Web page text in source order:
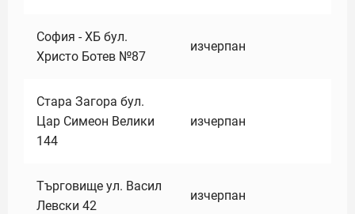
София - ХБ бул.
Христо Ботев №87
изчерпан
Стара Загора бул.
Цар Симеон Велики
144
изчерпан
Търговище ул. Васил
Левски 42
изчерпан